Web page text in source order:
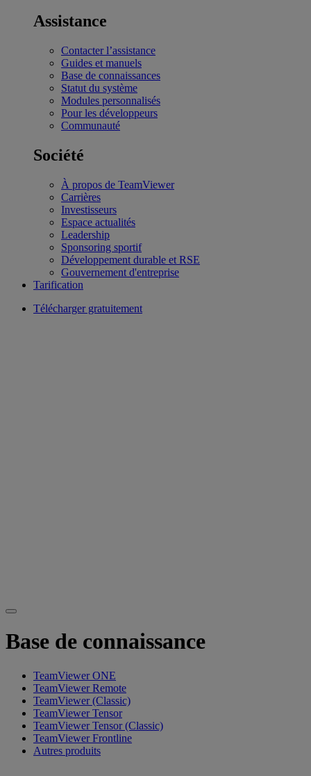
Assistance
Contacter l’assistance
Guides et manuels
Base de connaissances
Statut du système
Modules personnalisés
Pour les développeurs
Communauté
Société
À propos de TeamViewer
Carrières
Investisseurs
Espace actualités
Leadership
Sponsoring sportif
Développement durable et RSE
Gouvernement d'entreprise
Tarification
Télécharger gratuitement
Base de connaissance
TeamViewer ONE
TeamViewer Remote
TeamViewer (Classic)
TeamViewer Tensor
TeamViewer Tensor (Classic)
TeamViewer Frontline
Autres produits